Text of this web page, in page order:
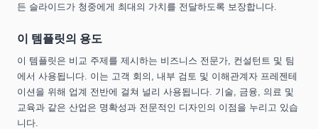
든 슬라이드가 청중에게 최대의 가치를 전달하도록 보장합니다.
이 템플릿의 용도
이 템플릿은 비교 주제를 제시하는 비즈니스 전문가, 컨설턴트 및 팀
에서 사용됩니다. 이는 고객 회의, 내부 검토 및 이해관계자 프레젠테
이션을 위해 업계 전반에 걸쳐 널리 사용됩니다. 기술, 금융, 의료 및
교육과 같은 산업은 명확성과 전문적인 디자인의 이점을 누리고 있습
니다.